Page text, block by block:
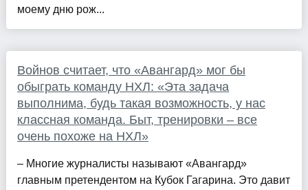
моему дню рож...
Войнов считает, что «Авангард» мог бы
обыграть команду НХЛ: «Эта задача
выполнима, будь такая возможность, у нас
классная команда. Быт, тренировки – все
очень похоже на НХЛ»
– Многие журналисты называют «Авангард»
главным претендентом на Кубок Гагарина. Это давит